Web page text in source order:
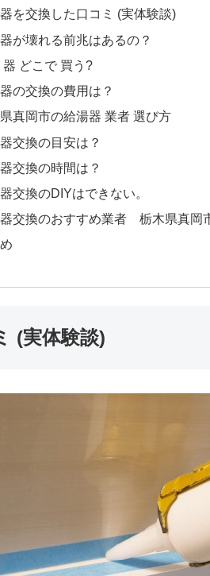
を交換した口コミ (実体験談)
が壊れる前兆はあるの？
器 どこで 買う?
の交換の費用は？
真岡市の給湯器 業者 選び方
交換の目安は？
交換の時間は？
交換のDIYはできない。
交換のおすすめ業者 栃木県真岡
(実体験談)